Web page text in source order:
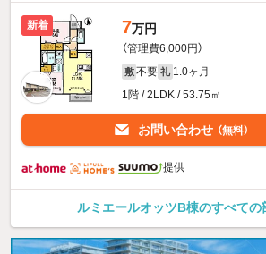
新着 7万円
（管理費6,000円）
敷 不要 礼 1.0ヶ月
1階 / 2LDK / 53.75㎡
お問い合わせ （無料）
提供
ルミエールオッツB棟のすべての